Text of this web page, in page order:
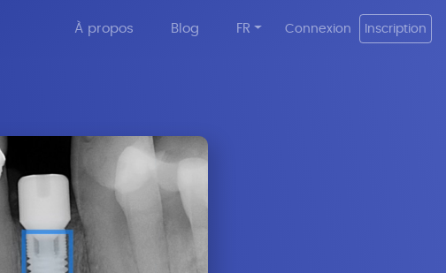
À propos Blog FR Connexion Inscription